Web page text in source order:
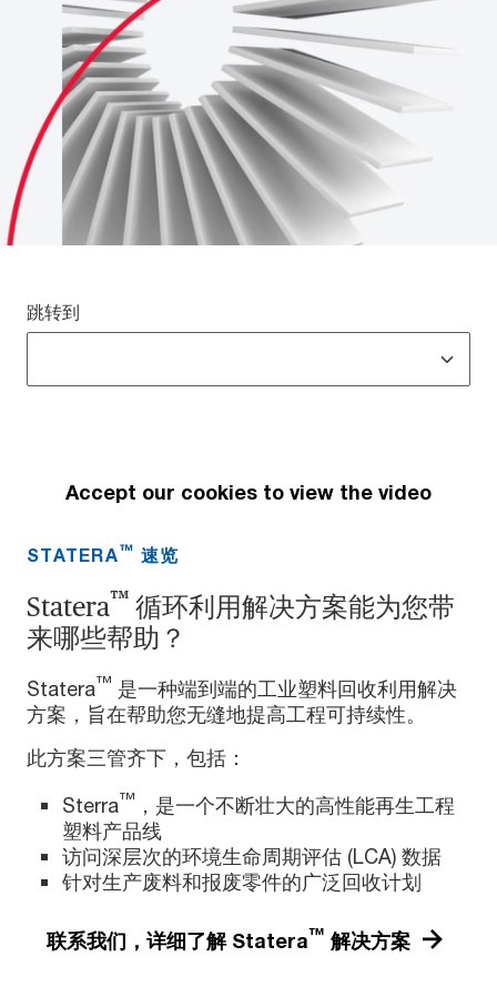
跳转到
Accept our cookies to view the video
STATERA™ 速览
Statera™ 循环利用解决方案能为您带
来哪些帮助？
Statera™ 是一种端到端的工业塑料回收利用解决
方案，旨在帮助您无缝地提高工程可持续性。
此方案三管齐下，包括：
Sterra™ ，是一个不断壮大的高性能再生工程
塑料产品线
访问深层次的环境生命周期评估 (LCA) 数据
针对生产废料和报废零件的广泛回收计划
联系我们，详细了解 Statera™ 解决方案